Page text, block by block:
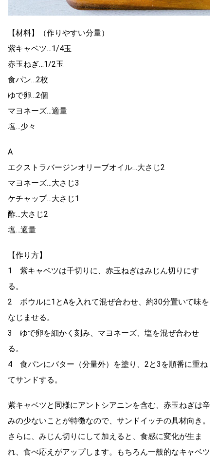
【材料】（作りやすい分量）
紫キャベツ…1/4玉
赤玉ねぎ…1/2玉
食パン…2枚
ゆで卵…2個
マヨネーズ…適量
塩…少々
A
エクストラバージンオリーブオイル…大さじ2
マヨネーズ…大さじ3
ケチャップ…大さじ1
酢…大さじ2
塩…適量
【作り方】
1 紫キャベツは千切りに、赤玉ねぎはみじん切りにす
る。
2 ボウルに1とAを入れて混ぜ合わせ、約30分置いて味を
なじませる。
3 ゆで卵を細かく刻み、マヨネーズ、塩を混ぜ合わせ
る。
4 食パンにバター（分量外）を塗り、2と3を順番に重ね
てサンドする。
紫キャベツと同様にアントシアニンを含む、赤玉ねぎは辛
みの少ないことが特徴なので、サンドイッチの具材向き。
さらに、みじん切りにして加えると、食感に変化が生ま
れ、食べ応えがアップします。もちろん一般的なキャベツ